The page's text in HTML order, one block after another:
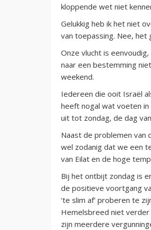
kloppende wet niet
Gelukkig heb ik het niet
van toepassing. Nee, het
Onze vlucht is
naar een bestemming
weekend.
Iedereen die ooit Israël
heeft nogal wat voeten
uit tot zondag, de dag
Naast de problemen van
wel zodanig dat we een
van Eilat en de hoge
Bij het ontbijt zondag is
de positieve voortgang
‘te slim af' proberen te
Hemelsbreed niet
zijn meerdere